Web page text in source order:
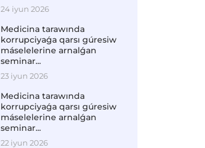
24 iyun 2026
Medicina tarawında
korrupciyaǵa qarsı gúresiw
máselelerine arnalǵan
seminar...
23 iyun 2026
Medicina tarawında
korrupciyaǵa qarsı gúresiw
máselelerine arnalǵan
seminar...
22 iyun 2026